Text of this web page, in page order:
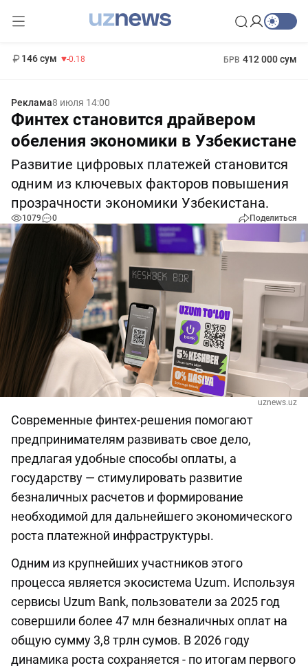
146 сум -0.18 БРВ 412 000 сум
Реклама8 июля 14:00
Финтех становится драйвером
обеления экономики в Узбекистане
Развитие цифровых платежей становится
одним из ключевых факторов повышения
прозрачности экономики Узбекистана.
1079 0 Поделиться
uznews.uz
Современные финтех-решения помогают
предпринимателям развивать свое дело,
предлагая удобные способы оплаты, а
государству — стимулировать развитие
безналичных расчетов и формирование
необходимой для дальнейшего экономического
роста платежной инфраструктуры.
Одним из крупнейших участников этого
процесса является экосистема Uzum. Используя
сервисы Uzum Bank, пользователи за 2025 год
совершили более 47 млн безналичных оплат на
общую сумму 3,8 трлн сумов. В 2026 году
динамика роста сохраняется - по итогам первого